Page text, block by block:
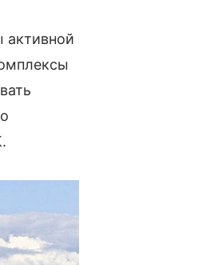
активной